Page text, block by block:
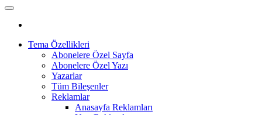
Tema Özellikleri
Abonelere Özel Sayfa
Abonelere Özel Yazı
Yazarlar
Tüm Bileşenler
Reklamlar
Anasayfa Reklamları